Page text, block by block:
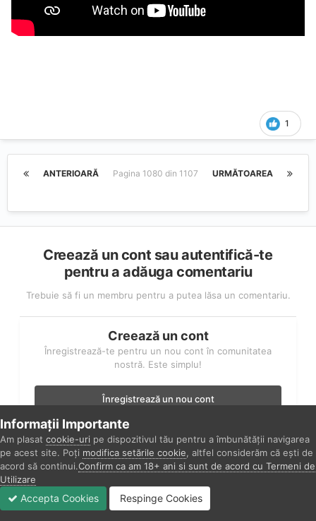
1
ANTERIOARĂ URMĂTOAREA
Pagina 1080 din 1107
Creează un cont sau autentifică-te
pentru a adăuga comentariu
Trebuie să fi un membru pentru a putea lăsa un comentariu.
Creează un cont
Înregistrează-te pentru un nou cont în comunitatea
nostră. Este simplu!
Înregistrează un nou cont
Autentificare
Ai deja un cont? Autentifică-te aici.
Informații Importante
Am plasat cookie-uri pe dispozitivul tău pentru a îmbunătății navigarea
pe acest site. Poți modifica setările cookie , altfel considerăm că ești de
acord să continui.Confirm ca am 18+ ani si sunt de acord cu Termeni de
Utilizare
Accepta Cookies Respinge Cookies
Înregistrare